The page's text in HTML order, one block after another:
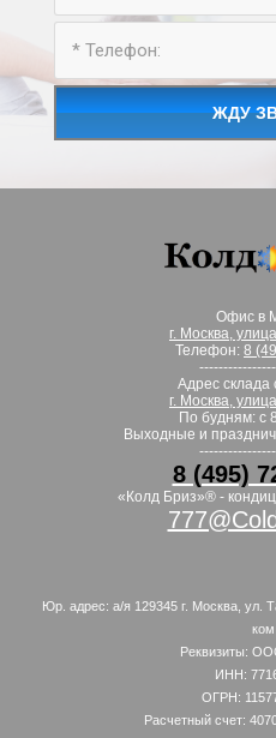
ЖДУ
Офис в
г. Москва,
Телефон: 8
Адрес склада
г. Москва,
По будням: с
Выходные и
8 (495)
«Колд Бриз»® -
Юр. адрес: а/я 129345 г. Москва, ул.
Реквизиты:
ИНН:
ОГРН:
Расчетный счет: